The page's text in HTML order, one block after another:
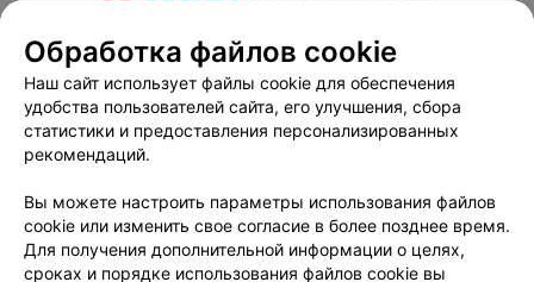
Медицинский маркетинг
Публичный договор
Пользовательское соглашение
Способы оплаты
Вакансии
Партнеры
Написать руководителю 103.by
Персональные настройки cookie
Обработка персональных данных
Обработка файлов cookie
Наш сайт использует файлы cookie для обеспечения
удобства пользователей сайта, его улучшения, сбора
статистики и предоставления персонализированных
рекомендаций.
Вы можете настроить параметры использования файлов
cookie или изменить свое согласие в более позднее время.
Для получения дополнительной информации о целях,
сроках и порядке использования файлов cookie вы